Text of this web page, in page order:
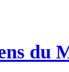
du